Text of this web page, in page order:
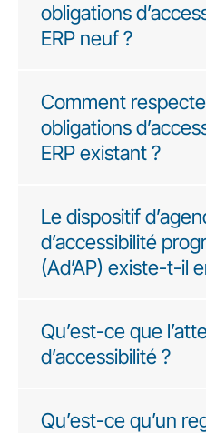
obligations
ERP neuf ?
Comment
obligations
ERP existant ?
Le dispositif
d’accessibilité
(Ad’AP) existe-t-il
Qu’est-ce que
d’accessibilité ?
Qu’est-ce qu’un